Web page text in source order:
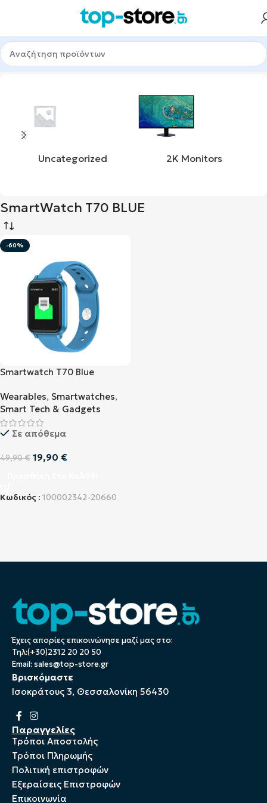
Αρχική σελίδα Προϊόν product_mpn SmartWatch T70 BLUE
Uncategorized 2K Monitors
SmartWatch T70 BLUE
-60%
Smartwatch T70 Blue
Wearables, Smartwatches,
Smart Tech & Gadgets
Σε απόθεμα
49,90€ 19,90 €
Κωδικός : 100002342-20660
Έχεις απορίες επικοινώνησε μαζί μας στο:
Τηλ:(+30)2312 20 20 50
Email: sales@top-store.gr
Βρισκόμαστε
Ισοκράτους 3, Θεσσαλονίκη 56430
Παραγγελίες
Τρόποι Αποστολής
Τρόποι Πληρωμής
Πολιτική επιστροφών
Εξεραίσεις Επιστροφών
Επικοινωνία